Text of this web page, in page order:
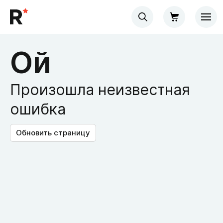
Ой
Произошла неизвестная
ошибка
Обновить страницу